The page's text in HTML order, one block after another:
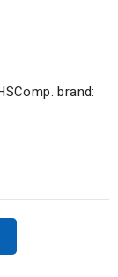
brand: